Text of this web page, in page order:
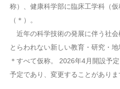
称）、健康科学部に臨床工学科（
（＊）。
近年の科学技術の発展に伴う社
とらわれない新しい教育・研究・地
＊すべて仮称。 2026年4月開設予
予定であり、変更することがありま